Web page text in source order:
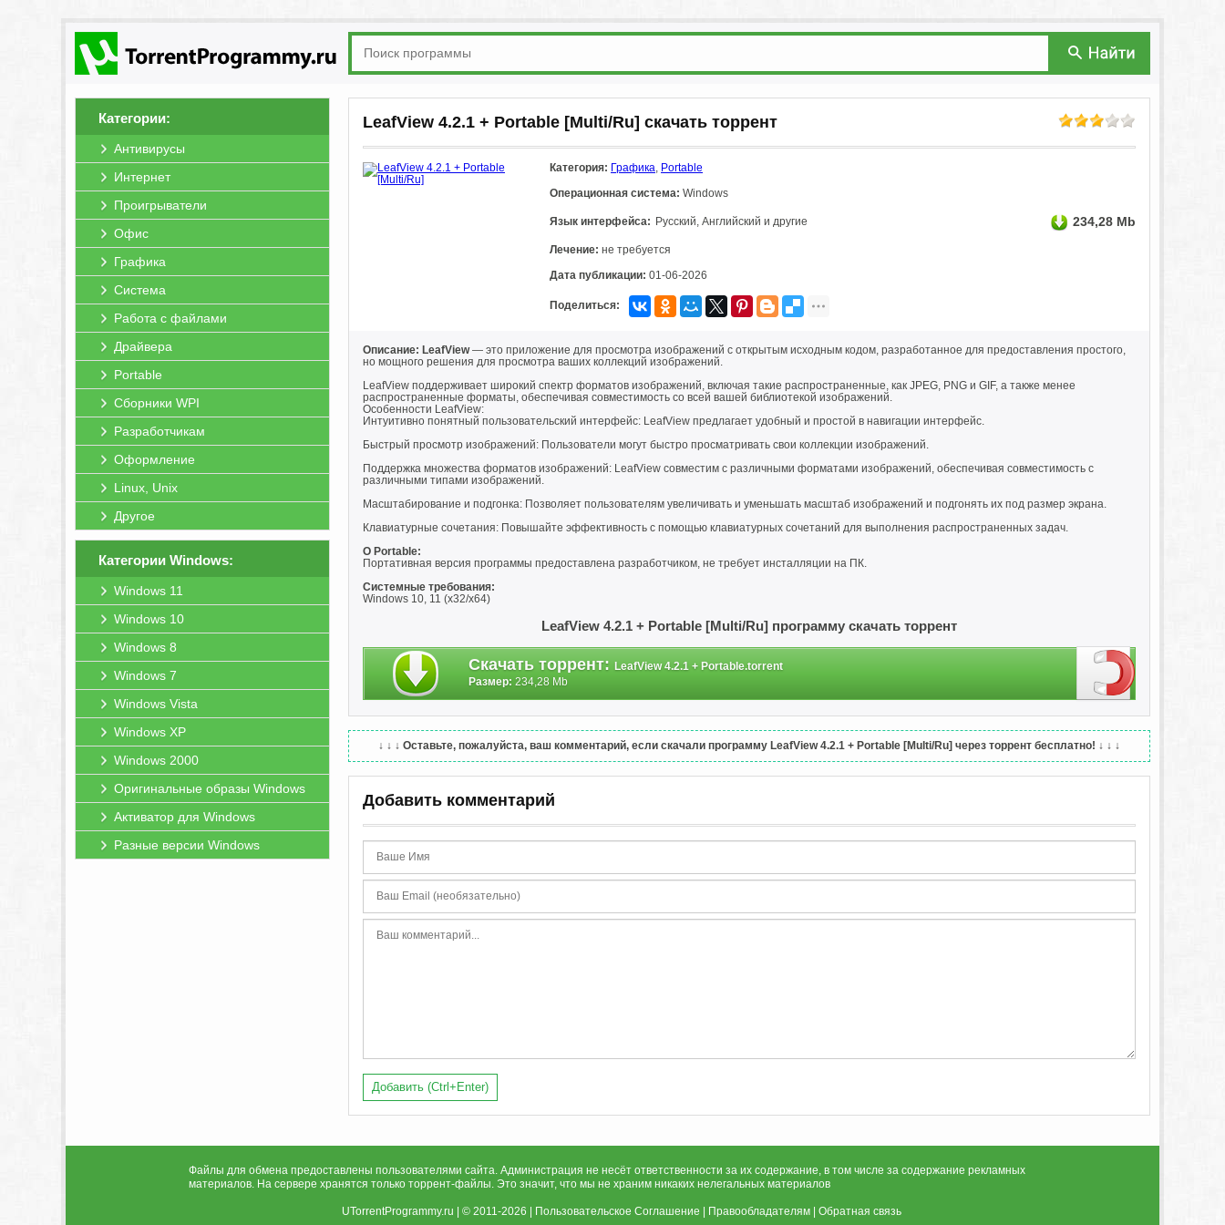
Категории:
Антивирусы
Интернет
Проигрыватели
Офис
Графика
Система
Работа с файлами
Драйвера
Portable
Сборники WPI
Разработчикам
Оформление
Linux, Unix
Другое
Категории Windows:
Windows 11
Windows 10
Windows 8
Windows 7
Windows Vista
Windows XP
Windows 2000
Оригинальные образы Windows
Активатор для Windows
Разные версии Windows
LeafView 4.2.1 + Portable [Multi/Ru] скачать торрент
Категория: Графика, Portable
Операционная система: Windows
Язык интерфейса: Русский, Английский и другие 234,28 Mb
Лечение: не требуется
Дата публикации: 01-06-2026
Поделиться:
Описание: LeafView— это приложение для просмотра изображений с открытым исходным кодом, разработанное для предоставления простого,
но мощного решения для просмотра ваших коллекций изображений.
LeafView поддерживает широкий спектр форматов изображений, включая такие распространенные, как JPEG, PNG и GIF, а также менее
распространенные форматы, обеспечивая совместимость со всей вашей библиотекой изображений.
Особенности LeafView:
Интуитивно понятный пользовательский интерфейс: LeafView предлагает удобный и простой в навигации интерфейс.
Быстрый просмотр изображений: Пользователи могут быстро просматривать свои коллекции изображений.
Поддержка множества форматов изображений: LeafView совместим с различными форматами изображений, обеспечивая совместимость с
различными типами изображений.
Масштабирование и подгонка: Позволяет пользователям увеличивать и уменьшать масштаб изображений и подгонять их под размер экрана.
Клавиатурные сочетания: Повышайте эффективность с помощью клавиатурных сочетаний для выполнения распространенных задач.
O Portable:
Портативная версия программы предоставлена разработчиком, не требует инсталляции на ПК.
Системные требования:
Windows 10, 11 (x32/x64)
LeafView 4.2.1 + Portable [Multi/Ru] программу скачать торрент
Скачать торрент: LeafView 4.2.1 + Portable.torrent
Размер: 234,28 Mb
↓ ↓ ↓ Оставьте, пожалуйста, ваш комментарий, если скачали программу LeafView 4.2.1 + Portable [Multi/Ru] через торрент бесплатно! ↓ ↓ ↓
Добавить комментарий
Добавить (Ctrl+Enter)
Файлы для обмена предоставлены пользователями сайта. Администрация не несёт ответственности за их содержание, в том числе за содержание рекламных
материалов. На сервере хранятся только торрент-файлы. Это значит, что мы не храним никаких нелегальных материалов
UTorrentProgrammy.ru | © 2011-2026 | Пользовательское Соглашение Правообладателям Обратная связь